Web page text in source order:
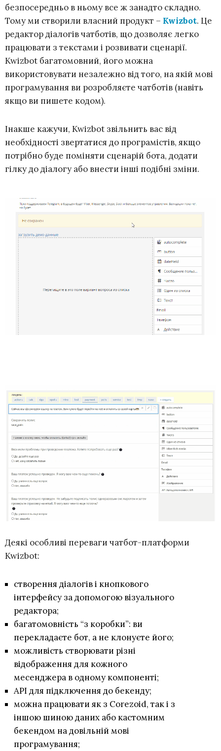
безпосередньо в ньому все ж занадто складно.
Тому ми створили власний продукт – Kwizbot. Це
редактор діалогів чатботів, що дозволяє легко
працювати з текстами і розвивати сценарії.
Kwizbot багатомовний, його можна
використовувати незалежно від того, на якій мові
програмування ви розробляєте чатботів (навіть
якщо ви пишете кодом).
Інакше кажучи, Kwizbot звільнить вас від
необхідності звертатися до програмістів, якщо
потрібно буде поміняти сценарій бота, додати
гілку до діалогу або внести інші подібні зміни.
Деякі особливі переваги чатбот-платформи
Kwizbot:
створення діалогів і кнопкового
інтерфейсу за допомогою візуального
редактора;
багатомовність “з коробки”: ви
перекладаєте бот, а не клонуєте його;
можливість створювати різні
відображення для кожного
месенджера в одному компоненті;
API для підключення до бекенду;
можна працювати як з Corezoid, так і з
іншою шиною даних або кастомним
бекендом на довільній мові
програмування;